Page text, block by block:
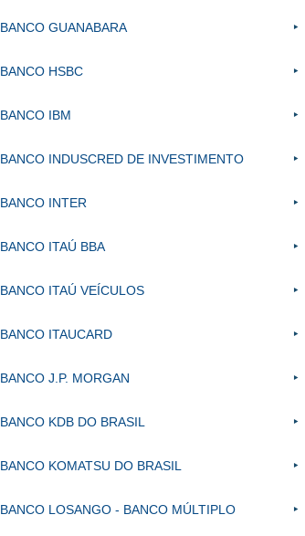
BANCO GUANABARA
BANCO HSBC
BANCO IBM
BANCO INDUSCRED DE INVESTIMENTO
BANCO INTER
BANCO ITAÚ BBA
BANCO ITAÚ VEÍCULOS
BANCO ITAUCARD
BANCO J.P. MORGAN
BANCO KDB DO BRASIL
BANCO KOMATSU DO BRASIL
BANCO LOSANGO - BANCO MÚLTIPLO